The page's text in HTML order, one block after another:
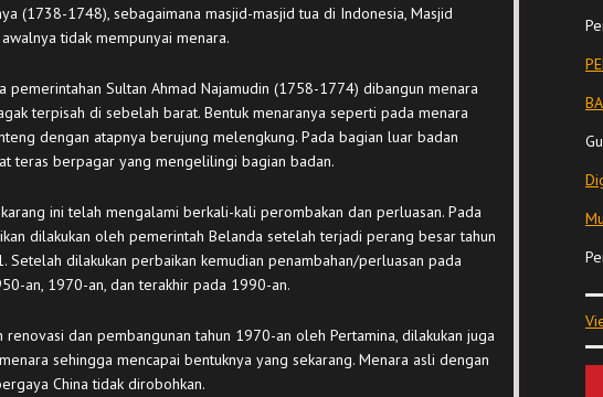
(1738-1748), sebagaimana masjid-masjid tua di Indonesia, Masjid
tidak mempunyai menara.
pemerintahan Sultan Ahmad Najamudin (1758-1774) dibangun menara
terpisah di sebelah barat. Bentuk menaranya seperti pada menara
dengan atapnya berujung melengkung. Pada bagian luar badan
teras berpagar yang mengelilingi bagian badan.
ini telah mengalami berkali-kali perombakan dan perluasan. Pada
dilakukan oleh pemerintah Belanda setelah terjadi perang besar tahun
Setelah dilakukan perbaikan kemudian penambahan/perluasan pada
an, 1970-an, dan terakhir pada 1990-an.
renovasi dan pembangunan tahun 1970-an oleh Pertamina, dilakukan juga
sehingga mencapai bentuknya yang sekarang. Menara asli dengan
China tidak dirobohkan.